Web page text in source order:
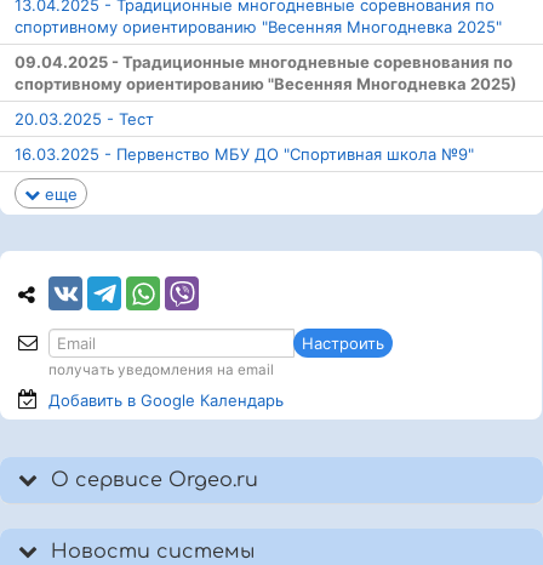
13.04.2025 - Традиционные многодневные соревнования по
спортивному ориентированию "Весенняя Многодневка 2025"
09.04.2025 - Традиционные многодневные соревнования по
спортивному ориентированию "Весенняя Многодневка 2025)
20.03.2025 - Тест
16.03.2025 - Первенство МБУ ДО "Спортивная школа №9"
еще
Настроить
получать уведомления на email
Добавить в Google Календарь
О сервисе Orgeo.ru
Новости системы